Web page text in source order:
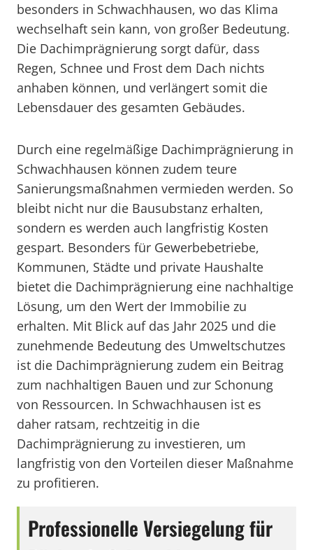
besonders in Schwachhausen, wo das Klima
wechselhaft sein kann, von großer Bedeutung.
Die Dachimprägnierung sorgt dafür, dass
Regen, Schnee und Frost dem Dach nichts
anhaben können, und verlängert somit die
Lebensdauer des gesamten Gebäudes.
Durch eine regelmäßige Dachimprägnierung in
Schwachhausen können zudem teure
Sanierungsmaßnahmen vermieden werden. So
bleibt nicht nur die Bausubstanz erhalten,
sondern es werden auch langfristig Kosten
gespart. Besonders für Gewerbebetriebe,
Kommunen, Städte und private Haushalte
bietet die Dachimprägnierung eine nachhaltige
Lösung, um den Wert der Immobilie zu
erhalten. Mit Blick auf das Jahr 2025 und die
zunehmende Bedeutung des Umweltschutzes
ist die Dachimprägnierung zudem ein Beitrag
zum nachhaltigen Bauen und zur Schonung
von Ressourcen. In Schwachhausen ist es
daher ratsam, rechtzeitig in die
Dachimprägnierung zu investieren, um
langfristig von den Vorteilen dieser Maßnahme
zu profitieren.
Professionelle Versiegelung für